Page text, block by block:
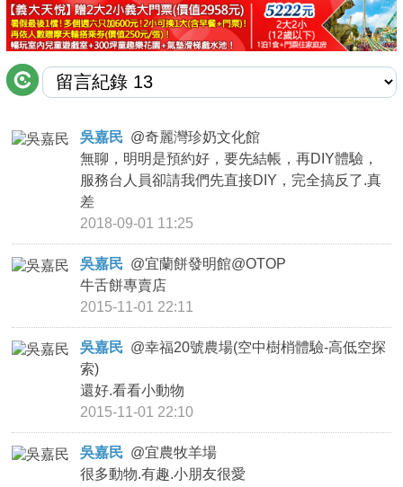
討論區
聯絡我們
APP下載
吳嘉民 @奇麗灣珍奶文化館
無聊，明明是預約好，要先結帳，再DIY體驗，
服務台人員卻請我們先直接DIY，完全搞反了.真
差
2018-09-01 11:25
吳嘉民 @宜蘭餅發明館@OTOP
牛舌餅專賣店
2015-11-01 22:11
吳嘉民 @幸福20號農場(空中樹梢體驗-高低空探
索)
還好.看看小動物
2015-11-01 22:10
吳嘉民 @宜農牧羊場
很多動物.有趣.小朋友很愛